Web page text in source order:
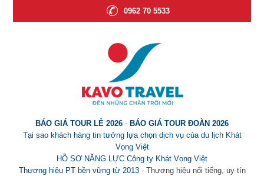
0962 70 5533
BÁO GIÁ TOUR LẺ 2026 - BÁO GIÁ TOUR ĐOÀN 2026
Tại sao khách hàng tin tưởng lựa chọn dịch vụ của du lịch Khát
Vọng Việt
HỒ SƠ NĂNG LỰC Công ty Khát Vọng Việt
Thương hiệu PT bền vững từ 2013- Thương hiệu nổi tiếng, uy tín